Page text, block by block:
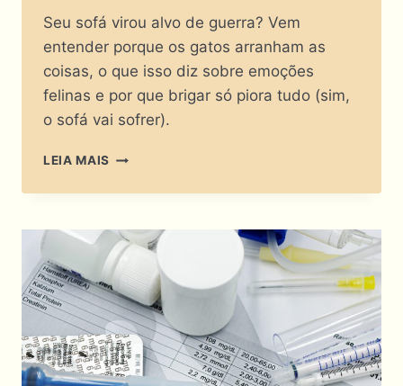
Seu sofá virou alvo de guerra? Vem
entender porque os gatos arranham as
coisas, o que isso diz sobre emoções
felinas e por que brigar só piora tudo (sim,
o sofá vai sofrer).
LEIA MAIS O
TE
PORQUE
OS
GATOS
ARRANHAM
AS
COISAS?!